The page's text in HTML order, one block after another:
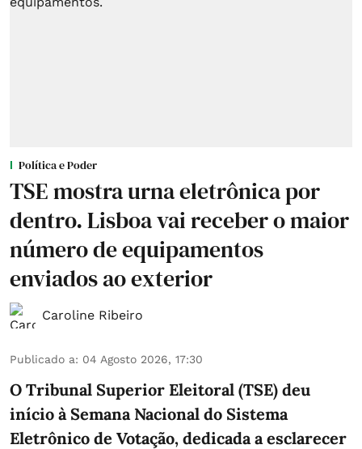
Política e Poder
TSE mostra urna eletrônica por
dentro. Lisboa vai receber o maior
número de equipamentos
enviados ao exterior
Caroline Ribeiro
Publicado a: 04 Agosto 2026, 17:30
O Tribunal Superior Eleitoral (TSE) deu
início à Semana Nacional do Sistema
Eletrônico de Votação, dedicada a esclarecer